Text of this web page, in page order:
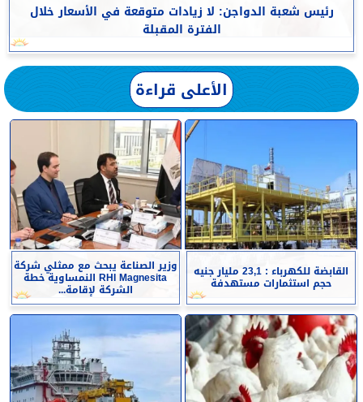
رئيس شعبة الدواجن: لا زيادات متوقعة في الأسعار خلال
الفترة المقبلة
الأعلى قراءة
القابضة للكهرباء : 23,1 مليار جنيه
حجم استثمارات مستهدفة
وزير الصناعة يبحث مع ممثلي شركة
RHI Magnesita النمساوية خطة
الشركة لإقامة...